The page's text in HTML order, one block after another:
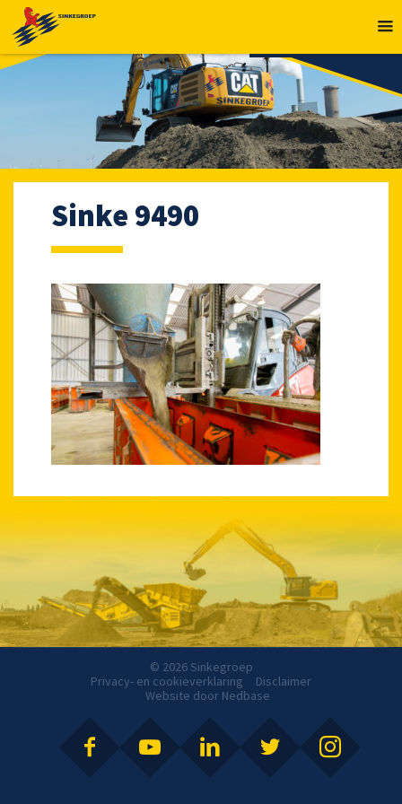
Sinke 9490
© 2026 Sinkegroep
Privacy- en cookieverklaring
Disclaimer
Website door Nedbase